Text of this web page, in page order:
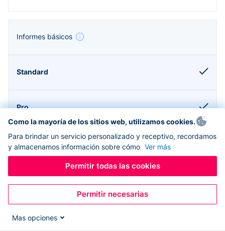
Informes básicos
Compatible con Donorbox CRM
Como la mayoría de los sitios web, utilizamos cookies.
Para brindar un servicio personalizado y receptivo, recordamos
y almacenamos información sobre cómo Ver más
Permitir todas las cookies
Permitir necesarias
Mas opciones